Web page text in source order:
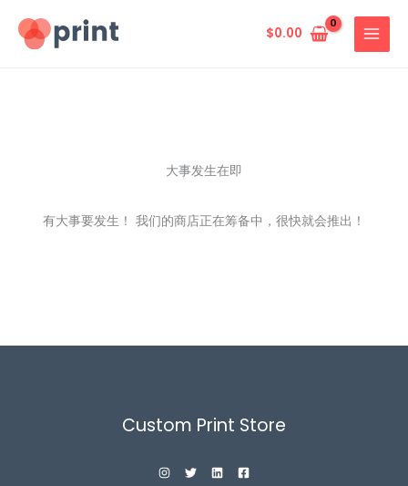
$0.00
大事发生在即
有大事要发生！ 我们的商店正在筹备中，很快就会推出！
Custom Print Store